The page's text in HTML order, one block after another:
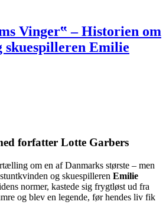
Vinger‟ – Historien om
skuespilleren Emilie
forfatter Lotte Garbers
om en af Danmarks største – men
og skuespilleren Emilie
normer, kastede sig frygtløst ud fra
og blev en legende, før hendes liv fik